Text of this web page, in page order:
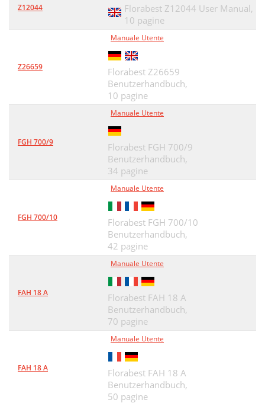
Z12044
Florabest Z12044 User Manual,
10 pagine
Z26659
Manuale Utente
Florabest Z26659
Benutzerhandbuch,
10 pagine
FGH 700/9
Manuale Utente
Florabest FGH 700/9
Benutzerhandbuch,
34 pagine
FGH 700/10
Manuale Utente
Florabest FGH 700/10
Benutzerhandbuch,
42 pagine
FAH 18 A
Manuale Utente
Florabest FAH 18 A
Benutzerhandbuch,
70 pagine
FAH 18 A
Manuale Utente
Florabest FAH 18 A
Benutzerhandbuch,
50 pagine